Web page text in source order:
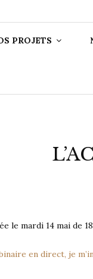
PROJETS
le mardi 14 mai de
en direct, je